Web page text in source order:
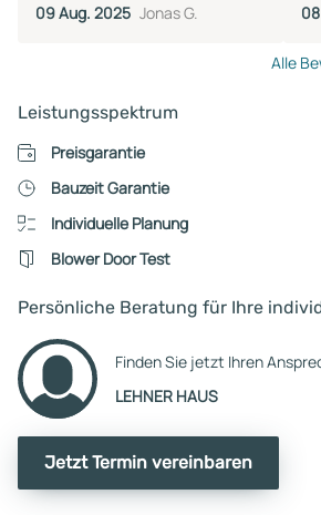
09 Aug. 2025 Jonas G.
Alle
Leistungsspektrum
Preisgarantie
Bauzeit Garantie
Individuelle Planung
Blower Door Test
Persönliche Beratung für Ihre
Finden Sie jetzt Ihren
LEHNER HAUS
Jetzt Termin vereinbaren